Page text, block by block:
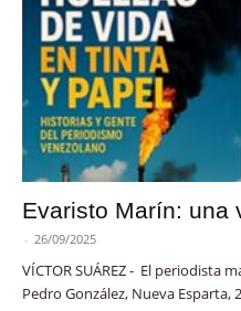
Evaristo Marín: una
- 26/09/2025
VÍCTOR SUÁREZ - El periodista
Pedro González, Nueva Esparta,